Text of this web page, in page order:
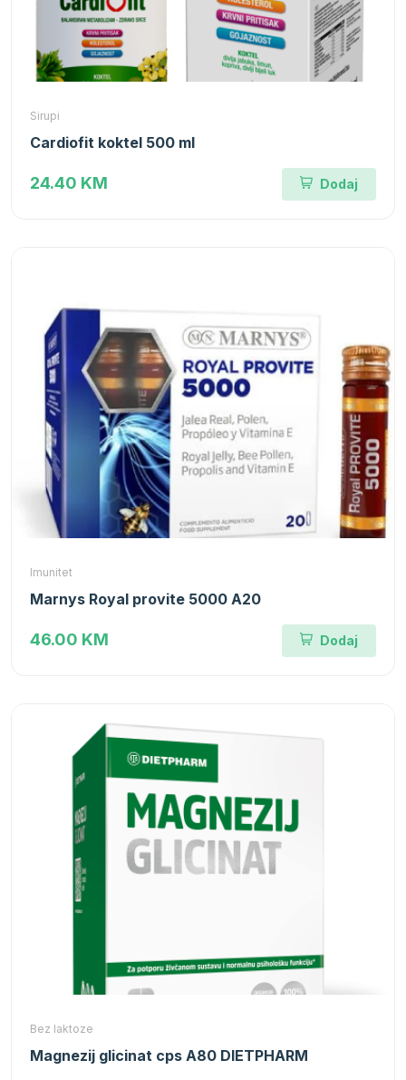
Sirupi
Cardiofit koktel 500 ml
24.40 KM Dodaj
Imunitet
Marnys Royal provite 5000 A20
46.00 KM Dodaj
Bez laktoze
Magnezij glicinat cps A80 DIETPHARM